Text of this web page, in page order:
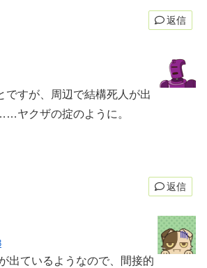
返信
ですが、周辺で結構死人が出
ヤクザの掟のように。
返信
出ているようなので、間接的